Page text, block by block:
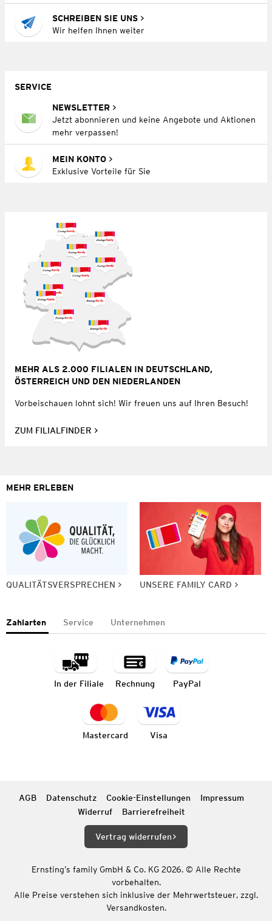
SCHREIBEN SIE UNS
Wir helfen Ihnen weiter
SERVICE
NEWSLETTER
Jetzt abonnieren und keine Angebote und Aktionen
mehr verpassen!
MEIN KONTO
Exklusive Vorteile für Sie
MEHR ALS 2.000 FILIALEN IN DEUTSCHLAND,
ÖSTERREICH UND DEN NIEDERLANDEN
Vorbeischauen lohnt sich! Wir freuen uns auf Ihren Besuch!
ZUM FILIALFINDER
MEHR ERLEBEN
QUALITÄTSVERSPRECHEN UNSERE FAMILY CARD
Zahlarten Service Unternehmen
In der Filiale Rechnung PayPal
Mastercard Visa
AGB Datenschutz Cookie-Einstellungen
Impressum
Widerruf
Barrierefreiheit
Vertrag widerrufen
Ernsting’s family GmbH & Co. KG 2026. © Alle Rechte
vorbehalten.
Alle Preise verstehen sich inklusive der Mehrwertsteuer, zzgl.
Versandkosten.